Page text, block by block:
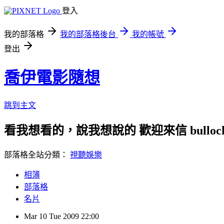
登入
我的部落格 我的部落格後台
我的帳號
登出
喬伊電影隨想
跳到主文
看我想看的，說我想說的 歡迎來信
部落格全站分類： 視聽娛樂
相簿
部落格
名片
Mar 10 Tue 2009 22:00